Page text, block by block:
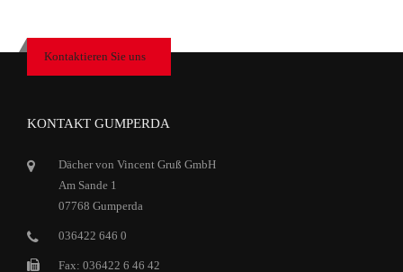
Kontaktieren Sie uns
KONTAKT GUMPERDA
Dächer von Vincent Gruß GmbH
Am Sande 1
07768 Gumperda
036422 646 0
Fax: 036422 6 46 42